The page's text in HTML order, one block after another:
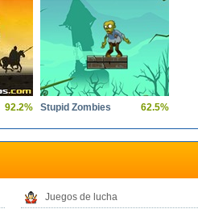
92.2% Stupid Zombies 62.5%
Juegos de lucha